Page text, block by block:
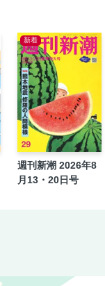
新着
週刊新潮 2026年8
月13・20日号